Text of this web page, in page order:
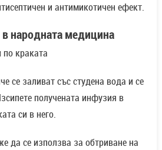
и антимикотичен ефект.
народната медицина
по краката
се заливат със студена вода и се
получената инфузия в
си в него.
да се използва за обтриване на